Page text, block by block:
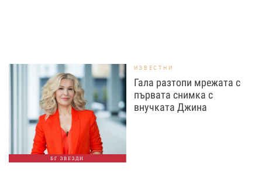
БГ ЗВЕЗДИ
ИЗВЕСТНИ
Гала разтопи мрежата с
първата снимка с
внучката Джина